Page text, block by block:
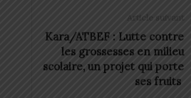
Article suivant
Kara/ATBEF : Lutte contre
les grossesses en milieu
scolaire, un projet qui porte
ses fruits